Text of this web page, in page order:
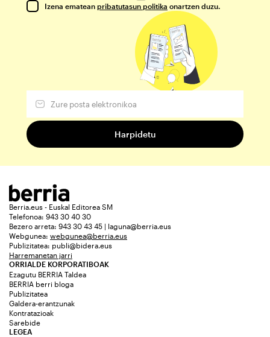
Izena ematean pribatutasun politika onartzen duzu.
Berria.eus - Euskal Editorea SM
Telefonoa: 943 30 40 30
Bezero arreta: 943 30 43 45 | laguna@berria.eus
Webgunea: webgunea@berria.eus
Publizitatea: publi@bidera.eus
Harremanetan jarri
ORRIALDE KORPORATIBOAK
Ezagutu BERRIA Taldea
BERRIA berri bloga
Publizitatea
Galdera-erantzunak
Kontratazioak
Sarebide
LEGEA